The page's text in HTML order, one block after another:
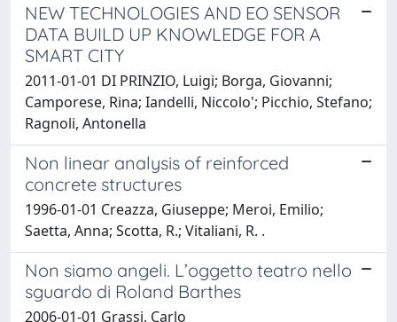
NEW TECHNOLOGIES AND EO SENSOR
DATA BUILD UP KNOWLEDGE FOR A
SMART CITY
2011-01-01 DI PRINZIO, Luigi; Borga, Giovanni;
Camporese, Rina; Iandelli, Niccolo'; Picchio, Stefano;
Ragnoli, Antonella
Non linear analysis of reinforced
concrete structures
1996-01-01 Creazza, Giuseppe; Meroi, Emilio;
Saetta, Anna; Scotta, R.; Vitaliani, R. .
Non siamo angeli. L’oggetto teatro nello
sguardo di Roland Barthes
2006-01-01 Grassi, Carlo